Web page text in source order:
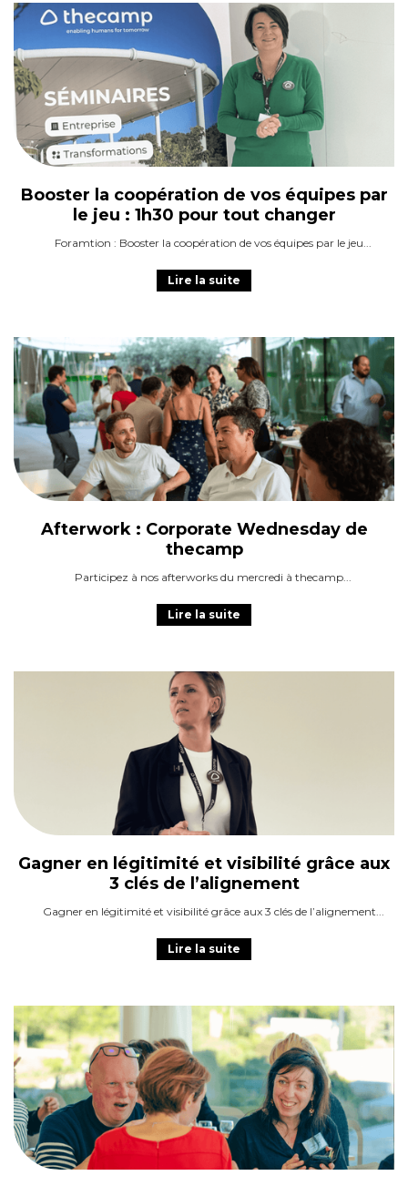
Booster la coopération de vos équipes par
le jeu : 1h30 pour tout changer
Foramtion : Booster la coopération de vos équipes par le jeu
Lire la suite
Afterwork : Corporate Wednesday de
thecamp
Participez à nos afterworks du mercredi à thecamp
Lire la suite
Gagner en légitimité et visibilité grâce aux
3 clés de l’alignement
Gagner en légitimité et visibilité grâce aux 3 clés de l’alignement
Lire la suite